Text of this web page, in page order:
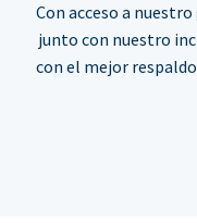
Con acceso a
junto con nuestro
con el mejor